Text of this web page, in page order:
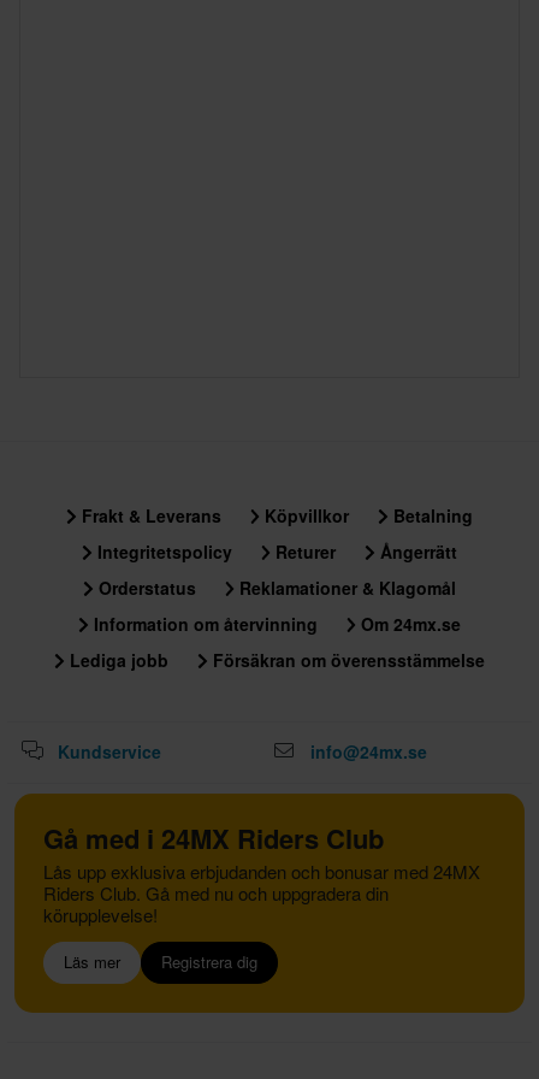
Frakt & Leverans Köpvillkor
Betalning
Integritetspolicy
Returer
Ångerrätt
Orderstatus
Reklamationer & Klagomål
Information om återvinning
Om 24mx.se
Lediga jobb
Försäkran om överensstämmelse
Kundservice info@24mx.se
Gå med i 24MX Riders Club
Lås upp exklusiva erbjudanden och bonusar med 24MX
Riders Club. Gå med nu och uppgradera din
körupplevelse!
Läs mer Registrera dig